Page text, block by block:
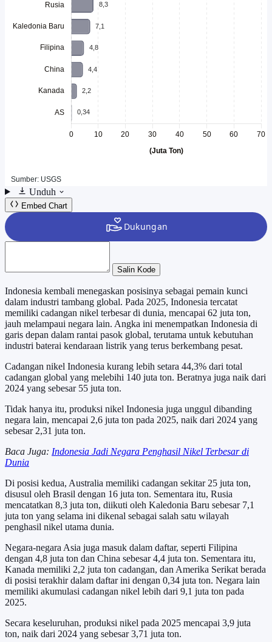
Unduh
Embed Chart
Salin Kode
Indonesia kembali menegaskan posisinya sebagai pemain kunci
dalam industri tambang global. Pada 2025, Indonesia tercatat
memiliki cadangan nikel terbesar di dunia, mencapai 62 juta ton,
jauh melampaui negara lain. Angka ini menempatkan Indonesia di
garis depan dalam rantai pasok global, terutama untuk kebutuhan
industri baterai kendaraan listrik yang terus berkembang pesat.
Cadangan nikel Indonesia kurang lebih setara 44,3% dari total
cadangan global yang melebihi 140 juta ton. Beratnya juga naik dari
2024 yang sebesar 55 juta ton.
Tidak hanya itu, produksi nikel Indonesia juga unggul dibanding
negara lain, mencapai 2,6 juta ton pada 2025, naik dari 2024 yang
sebesar 2,31 juta ton.
Baca Juga: Indonesia Jadi Negara Penghasil Nikel Terbesar di
Dunia
Di posisi kedua, Australia memiliki cadangan sekitar 25 juta ton,
disusul oleh Brasil dengan 16 juta ton. Sementara itu, Rusia
mencatatkan 8,3 juta ton, diikuti oleh Kaledonia Baru sebesar 7,1
juta ton yang selama ini dikenal sebagai salah satu wilayah
penghasil nikel utama dunia.
Negara-negara Asia juga masuk dalam daftar, seperti Filipina
dengan 4,8 juta ton dan China sebesar 4,4 juta ton. Sementara itu,
Kanada memiliki 2,2 juta ton cadangan, dan Amerika Serikat berada
di posisi terakhir dalam daftar ini dengan 0,34 juta ton. Negara lain
memiliki akumulasi cadangan nikel lebih dari 9,1 juta ton pada
2025.
Secara keseluruhan, produksi nikel pada 2025 mencapai 3,9 juta
ton, naik dari 2024 yang sebesar 3,71 juta ton.